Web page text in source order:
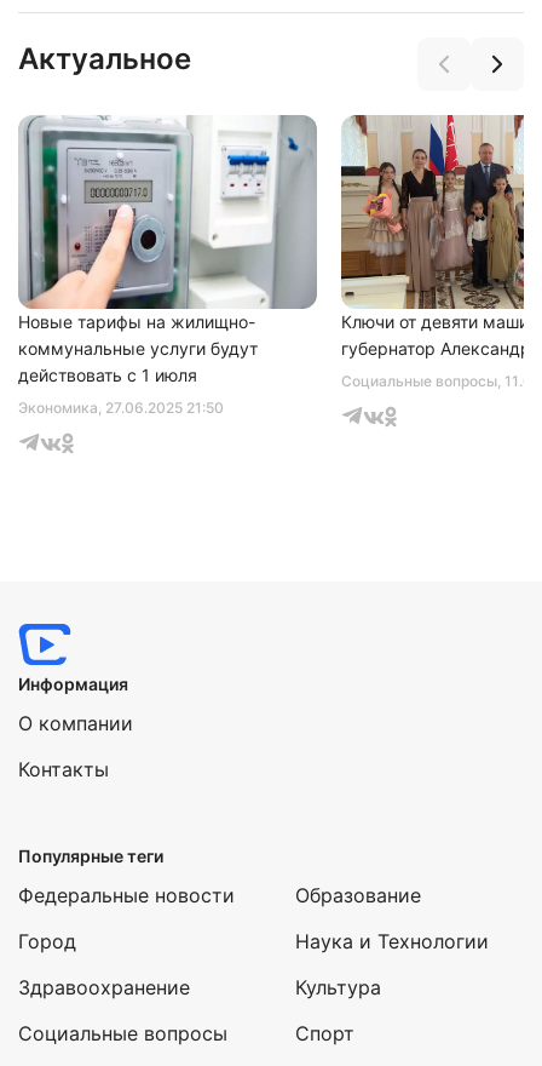
Актуальное
Экономика, 27.06.2025 21:50
Новые тарифы на жилищно-
коммунальные услуги будут
действовать с 1 июля
Социальные вопросы,
Ключи от девяти машин
губернатор Александр
Информация
О компании
Контакты
Популярные теги
Федеральные новости
Город
Здравоохранение
Социальные вопросы
Образование
Наука и Технологии
Культура
Спорт